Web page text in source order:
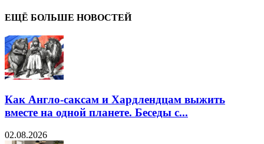
ЕЩЁ БОЛЬШЕ НОВОСТЕЙ
Как Англо-саксам и Хардлендцам выжить
вместе на одной планете. Беседы с...
02.08.2026